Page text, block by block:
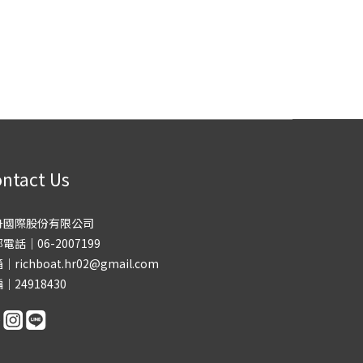
Us
國際股份有限公司
電話｜06-2007199
｜richboat.hr02@gmail.com
｜24918430